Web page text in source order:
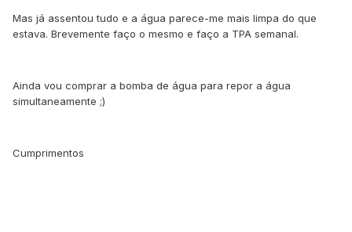
Mas já assentou tudo e a água parece-me mais limpa do que
estava. Brevemente faço o mesmo e faço a TPA semanal.
Ainda vou comprar a bomba de água para repor a água
simultaneamente ;)
Cumprimentos